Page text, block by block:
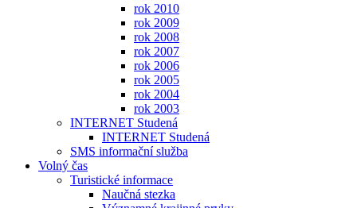
rok 2010
rok 2009
rok 2008
rok 2007
rok 2006
rok 2005
rok 2004
rok 2003
INTERNET Studená
INTERNET Studená
SMS informační služba
Volný čas
Turistické informace
Naučná stezka